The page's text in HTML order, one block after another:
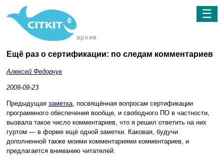
архив
☰
Ещё раз о сертификации: по следам комментариев
Алексей Федорчук
2009-09-23
Предыдущая заметка, посвящённая вопросам сертификации
программного обеспечения вообще, и свободного ПО в частности,
вызвала такое число комментариев, что я решил ответить на них
гуртом — в форме ещё одной заметки. Каковая, будучи
дополненной также моими комментариями комментариев, и
предлагается вниманию читателей.